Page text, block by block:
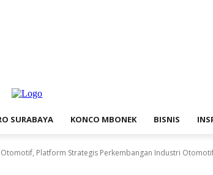
SURABAYA KONCO MBONEK BISNIS
Platform Strategis Perkembangan Industri